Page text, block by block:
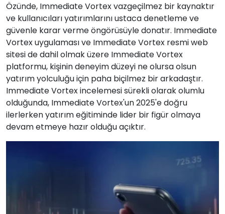
Özünde, Immediate Vortex vazgeçilmez bir kaynaktır
ve kullanıcıları yatırımlarını ustaca denetleme ve
güvenle karar verme öngörüsüyle donatır. Immediate
Vortex uygulaması ve Immediate Vortex resmi web
sitesi de dahil olmak üzere Immediate Vortex
platformu, kişinin deneyim düzeyi ne olursa olsun
yatırım yolculuğu için paha biçilmez bir arkadaştır.
Immediate Vortex incelemesi sürekli olarak olumlu
olduğunda, Immediate Vortex'un 2025'e doğru
ilerlerken yatırım eğitiminde lider bir figür olmaya
devam etmeye hazır olduğu açıktır.